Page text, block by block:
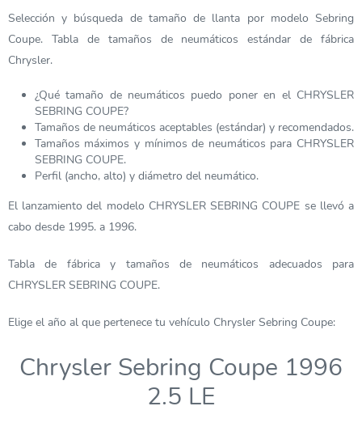
Selección y búsqueda de tamaño de llanta por modelo Sebring
Coupe. Tabla de tamaños de neumáticos estándar de fábrica
Chrysler.
¿Qué tamaño de neumáticos puedo poner en el CHRYSLER
SEBRING COUPE?
Tamaños de neumáticos aceptables (estándar) y recomendados.
Tamaños máximos y mínimos de neumáticos para CHRYSLER
SEBRING COUPE.
Perfil (ancho, alto) y diámetro del neumático.
El lanzamiento del modelo CHRYSLER SEBRING COUPE se llevó a
cabo desde 1995. a 1996.
Tabla de fábrica y tamaños de neumáticos adecuados para
CHRYSLER SEBRING COUPE.
Elige el año al que pertenece tu vehículo Chrysler Sebring Coupe:
Chrysler Sebring Coupe 1996
2.5 LE